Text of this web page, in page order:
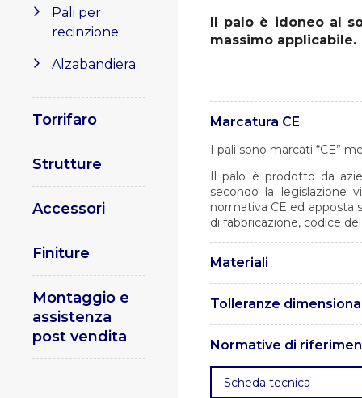
Pali per
recinzione
Alzabandiera
Torrifaro
Strutture
Accessori
Finiture
Montaggio e
assistenza
post vendita
Il palo è idoneo al
massimo applicabile.
Marcatura CE
I pali sono marcati “CE”
Il palo è prodotto da
secondo la legislazione
normativa CE ed apposta
di fabbricazione, codice
Materiali
Tolleranze
Normative di
. UNI EN 1461 –
UNI EN 10219 – Profilati
Scheda tecnica